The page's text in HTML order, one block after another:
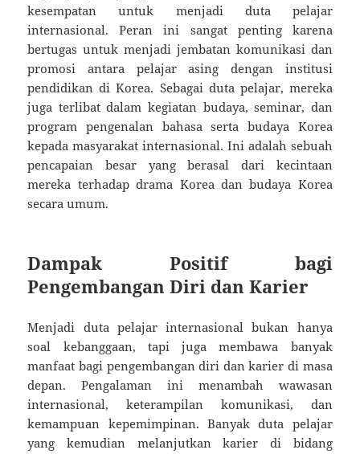
kesempatan untuk menjadi duta pelajar
internasional. Peran ini sangat penting karena
bertugas untuk menjadi jembatan komunikasi dan
promosi antara pelajar asing dengan institusi
pendidikan di Korea. Sebagai duta pelajar, mereka
juga terlibat dalam kegiatan budaya, seminar, dan
program pengenalan bahasa serta budaya Korea
kepada masyarakat internasional. Ini adalah sebuah
pencapaian besar yang berasal dari kecintaan
mereka terhadap drama Korea dan budaya Korea
secara umum.
Dampak Positif bagi
Pengembangan Diri dan Karier
Menjadi duta pelajar internasional bukan hanya
soal kebanggaan, tapi juga membawa banyak
manfaat bagi pengembangan diri dan karier di masa
depan. Pengalaman ini menambah wawasan
internasional, keterampilan komunikasi, dan
kemampuan kepemimpinan. Banyak duta pelajar
yang kemudian melanjutkan karier di bidang